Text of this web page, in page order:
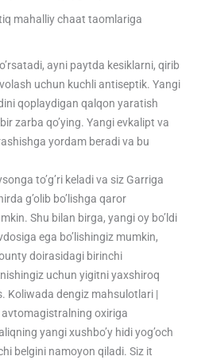
ayni paytda kesiklarni, qirib
uchun kuchli antiseptik. Yangi
qoplaydigan qalqon yaratish
zarba qo’ying. Yangi evkalipt va
yordam beradi va bu
to’g’ri keladi va siz Garriga
g’olib bo’lishga qaror
Shu bilan birga, yangi oy bo’ldi
ega bo’lishingiz mumkin,
doirasidagi birinchi
uchun yigitni yaxshiroq
Koliwada dengiz mahsulotlari |
avtomagistralning oxiriga
yangi xushbo’y hidi yog’och
belgini namoyon qiladi. Siz it